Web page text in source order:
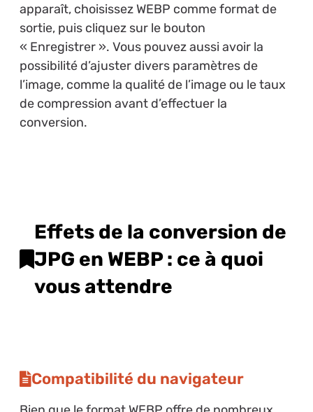
apparaît, choisissez WEBP comme format de
sortie, puis cliquez sur le bouton
« Enregistrer ». Vous pouvez aussi avoir la
possibilité d’ajuster divers paramètres de
l’image, comme la qualité de l’image ou le taux
de compression avant d’effectuer la
conversion.
Effets de la conversion de
JPG en WEBP : ce à quoi
vous attendre
Compatibilité du navigateur